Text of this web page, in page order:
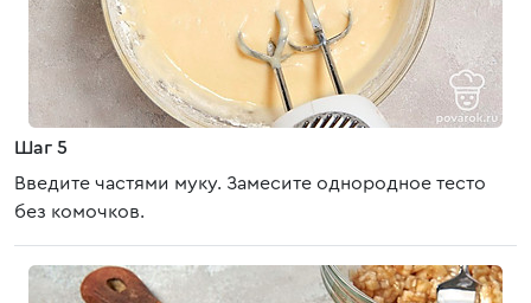
Шаг 5
Введите частями муку. Замесите однородное тесто
без комочков.